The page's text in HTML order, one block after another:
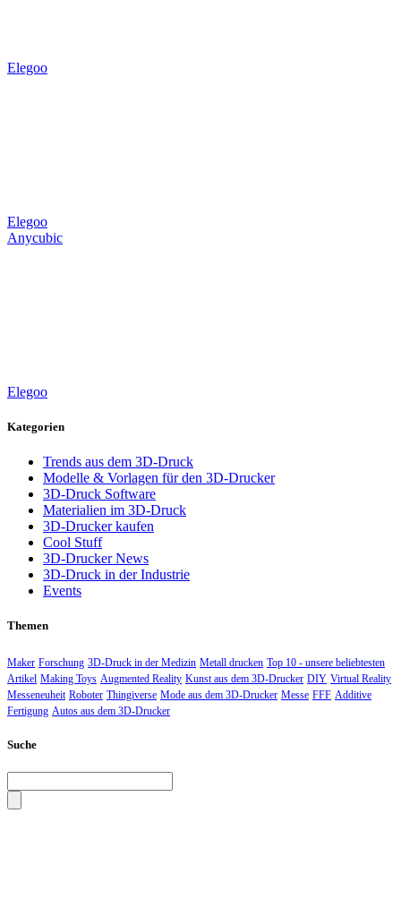
Elegoo
Elegoo
Anycubic
Elegoo
Kategorien
Trends aus dem 3D-Druck
Modelle & Vorlagen für den 3D-Drucker
3D-Druck Software
Materialien im 3D-Druck
3D-Drucker kaufen
Cool Stuff
3D-Drucker News
3D-Druck in der Industrie
Events
Themen
Maker Forschung 3D-Druck in der Medizin Metall drucken Top 10 - unsere beliebtesten
Artikel Making Toys Augmented Reality Kunst aus dem 3D-Drucker DIY Virtual Reality
Messeneuheit Roboter Thingiverse Mode aus dem 3D-Drucker Messe FFF Additive
Fertigung Autos aus dem 3D-Drucker
Suche